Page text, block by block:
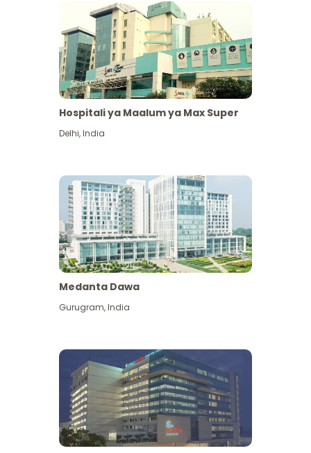
Hospitali ya Maalum ya Max Super
Delhi,India
Medanta Dawa
Gurugram,India